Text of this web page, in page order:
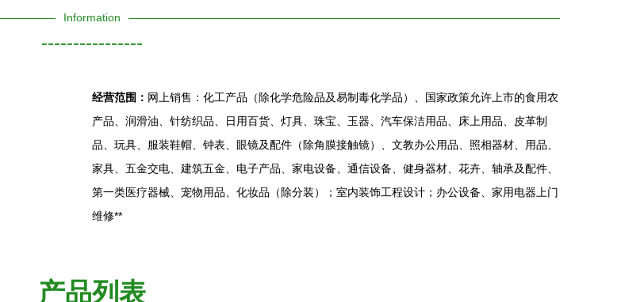
Information
----------------
经营范围： 网上销售：化工产品（除化学危险品及易制毒化学品）、国家政策允许上市的食用农
产品、润滑油、针纺织品、日用百货、灯具、珠宝、玉器、汽车保洁用品、床上用品、皮革制
品、玩具、服装鞋帽、钟表、眼镜及配件（除角膜接触镜）、文教办公用品、照相器材、用品、
家具、五金交电、建筑五金、电子产品、家电设备、通信设备、健身器材、花卉、轴承及配件、
第一类医疗器械、宠物用品、化妆品（除分装）；室内装饰工程设计；办公设备、家用电器上门
维修**
产品列表